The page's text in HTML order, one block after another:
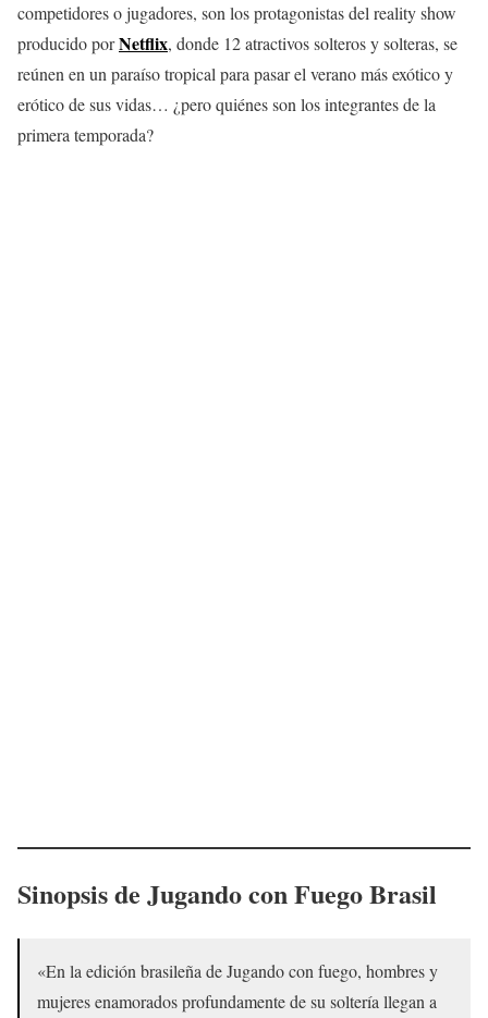
competidores o jugadores, son los protagonistas del reality show
producido porNetflix, donde 12 atractivos solteros y solteras, se
reúnen en un paraíso tropical para pasar el verano más exótico y
erótico de sus vidas… ¿pero quiénes son los integrantes de la
primera temporada?
Sinopsis de Jugando con Fuego Brasil
«En la edición brasileña de Jugando con fuego, hombres y
mujeres enamorados profundamente de su soltería llegan a